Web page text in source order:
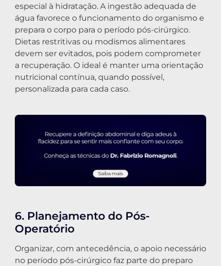
especial à hidratação. A ingestão adequada de
água favorece o funcionamento do organismo e
prepara o corpo para o período pós-cirúrgico.
Dietas restritivas ou modismos alimentares
devem ser evitados, pois podem comprometer
a recuperação. O ideal é manter uma orientação
nutricional contínua, quando possível,
personalizada para cada caso.
6. Planejamento do Pós-
Operatório
Organizar, com antecedência, o apoio necessário
no período pós-cirúrgico faz parte do preparo